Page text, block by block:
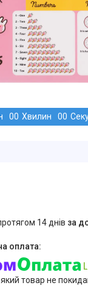
00 Хвилин 00
14 днів за
товар не